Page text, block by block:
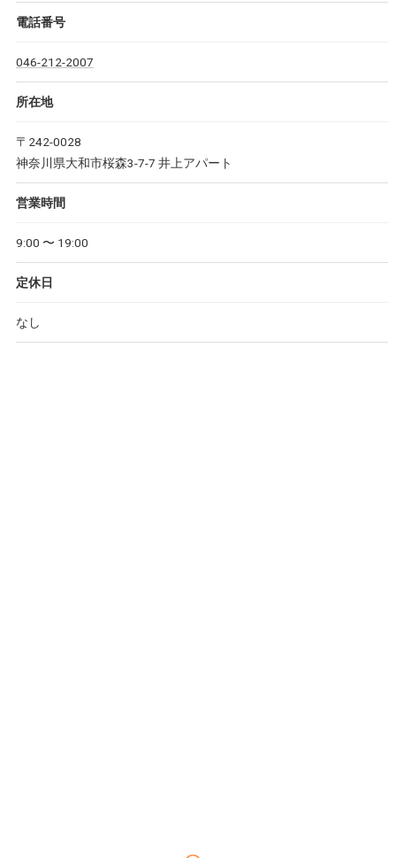
電話番号
046-212-2007
所在地
〒242-0028
神奈川県大和市桜森3-7-7 井上アパート
営業時間
9:00 〜 19:00
定休日
なし